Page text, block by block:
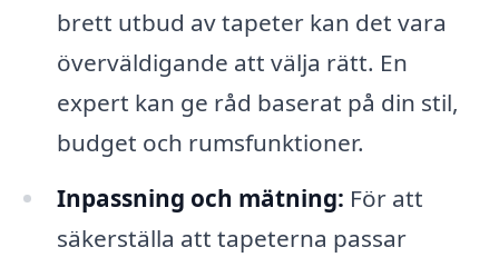
brett utbud av tapeter kan det vara
överväldigande att välja rätt. En
expert kan ge råd baserat på din stil,
budget och rumsfunktioner.
Inpassning och mätning: För att
säkerställa att tapeterna passar